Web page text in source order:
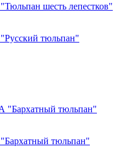
шесть лепестков"
тюльпан"
"Бархатный тюльпан"
тюльпан"